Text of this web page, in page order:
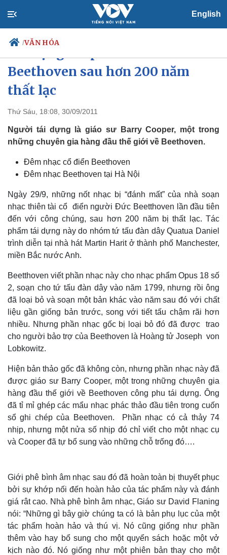
English
/VĂN HÓA
Chính trị
Đảng
Quốc hội
Nhận diện sự thật
Giáo dục
Dấu ấn VOV
Biển đảo
Beethoven sau hơn 200 năm
thất lạc
Thứ Sáu, 18:08, 30/09/2011
Người tái dựng là giáo sư Barry Cooper, một trong
những chuyên gia hàng đầu thế giới về Beethoven.
Đêm nhạc cổ điển Beethoven
Đêm nhạc Beethoven tại Hà Nội
Ngày 29/9, những nốt nhạc bị “đánh mất” của nhà soạn
nhạc thiên tài cổ điển người Đức Beetthoven lần đầu tiên
đến với công chúng, sau hơn 200 năm bị thất lạc. Tác
phẩm tái dựng này do nhóm tứ tấu đàn dây Quatua Daniel
trình diễn tại nhà hát Martin Harit ở thành phố Manchester,
miền Bắc nước Anh.
Beetthoven viết phần nhạc này cho nhạc phẩm Opus 18 số
2, soạn cho tứ tấu đàn dây vào năm 1799, nhưng rồi ông
đã loại bỏ và soạn một bản khác vào năm sau đó với chất
liệu gần giống bản trước, song với tiết tấu chậm rãi hơn
nhiều. Nhưng phần nhạc gốc bị loại bỏ đó đã được trao
cho người bảo trợ của Beethoven là Hoàng tử Joseph von
Lobkowitz.
Hiện bản thảo gốc đã không còn, nhưng phần nhạc này đã
được giáo sư Barry Cooper, một trong những chuyên gia
hàng đầu thế giới về Beethoven công phu tái dựng. Ông
đã tỉ mỉ ghép các mẩu nhạc phác thảo đầu tiên trong cuốn
sổ ghi chép của Beethoven. Phần nhạc có cả thảy 74
nhịp, nhưng một nửa số nhịp đó chỉ viết cho một nhạc cụ
và Cooper đã tự bổ sung vào những chỗ trống đó….
Giới phê bình âm nhạc sau đó đã hoàn toàn bị thuyết phục
bởi sự khớp nối đến hoàn hảo của tác phẩm này và đánh
giá rât cao. Nhà phê bình âm nhạc, Giáo sư David Flaning
nói: “Những gì bây giờ chúng ta có là bản phụ lục của một
tác phẩm hoàn hảo và thú vị. Nó cũng giống như phần
thêm vào hay bổ sung cho một quyển sách hoặc một vở
kịch nào đó. Nó giống như một phiên bản thay cho một